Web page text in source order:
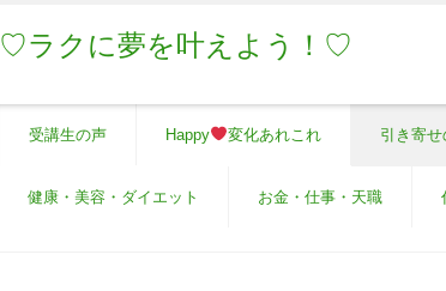
♡ラクに夢を叶えよう！♡
受講生の声 Happy 変化あれこれ 引き寄
健康・美容・ダイエット お金・仕事・天職